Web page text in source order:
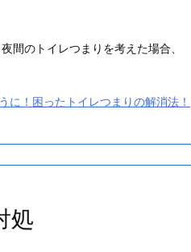
間のトイレつまりを考えた場合、
に！困ったトイレつまりの解消法！
処